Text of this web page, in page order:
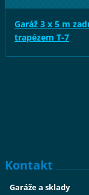
Garáž 3 x 5 m
trapézem T-7
Kontakt
Garáže a sklady